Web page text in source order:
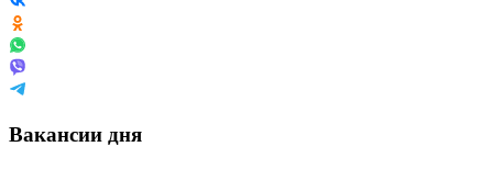
Вакансии дня